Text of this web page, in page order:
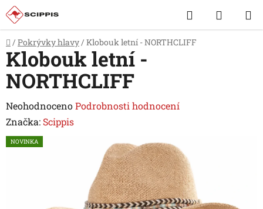
Přejít
na
obsah
Hledat
KOŠÍK
Domů
/ Pokrývky hlavy / Klobouk letní - NORTHCLIFF
Klobouk letní -
NORTHCLIFF
Průměrné
hodnocení
produktu
NeohodnocenoPodrobnosti hodnocení
Značka: Scippis
NOVINKA